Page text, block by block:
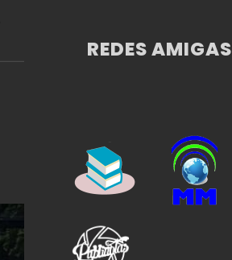
REDES AMIGAS